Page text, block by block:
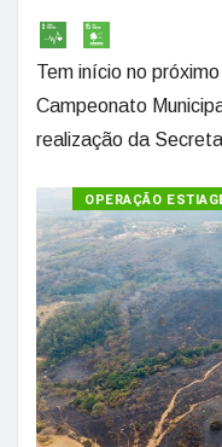
Tem início no
Campeonato
realização da
OPERAÇÃO